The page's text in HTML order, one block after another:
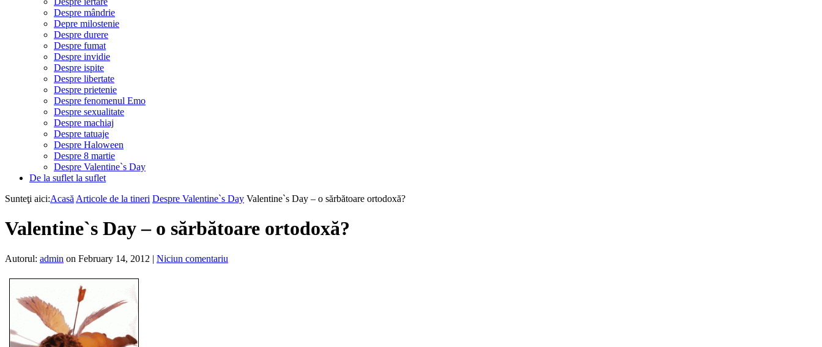
Despre mândrie
Depre milostenie
Despre durere
Despre fumat
Despre invidie
Despre ispite
Despre libertate
Despre prietenie
Despre fenomenul Emo
Despre sexualitate
Despre machiaj
Despre tatuaje
Despre Haloween
Despre 8 martie
Despre Valentine`s Day
De la suflet la suflet
Sunteţi aici:Acasă Articole de la tineri Despre Valentine`s Day Valentine`s Day – o sărbătoare ortodoxă?
Valentine`s Day – o sărbătoare ortodoxă?
Autorul: admin on February 14, 2012 | Niciun comentariu